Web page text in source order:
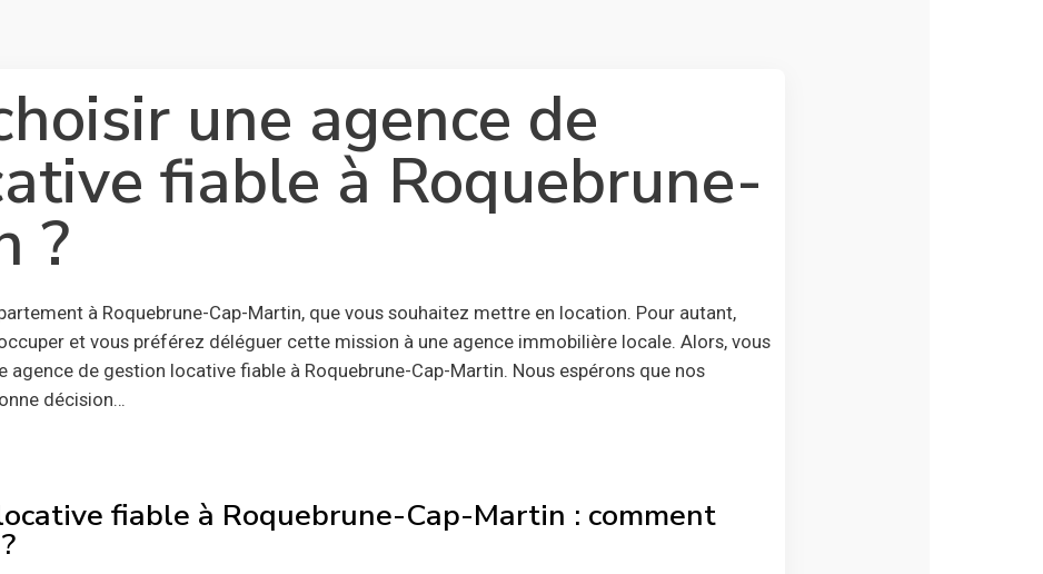
une agence de
fiable à Roquebrune-
?
à Roquebrune-Cap-Martin, que vous souhaitez mettre en location. Pour autant,
et vous préférez déléguer cette mission à une agence immobilière locale. Alors, vous
de gestion locative fiable à Roquebrune-Cap-Martin. Nous espérons que nos
décision…
fiable à Roquebrune-Cap-Martin : comment